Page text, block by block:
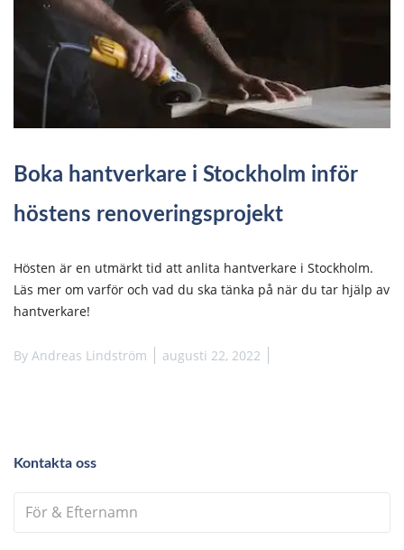
Boka hantverkare i Stockholm inför
höstens renoveringsprojekt
Hösten är en utmärkt tid att anlita hantverkare i Stockholm.
Läs mer om varför och vad du ska tänka på när du tar hjälp av
hantverkare!
By Andreas Lindström augusti 22, 2022
Kontakta oss